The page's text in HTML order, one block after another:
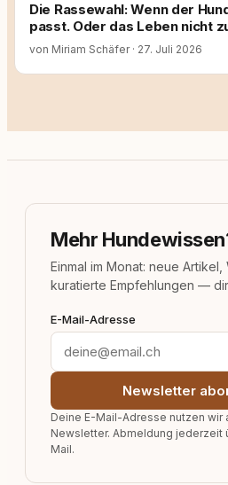
Die Rassewahl: Wenn der
passt. Oder das Leben nicht
von Miriam Schäfer · 27. Juli 2026
Mehr
Einmal im Monat: neue
kuratierte Empfehlungen —
E-Mail-Adresse
Newsletter
Deine E-Mail-Adresse nutzen wir
Newsletter. Abmeldung jederzeit
Mail.